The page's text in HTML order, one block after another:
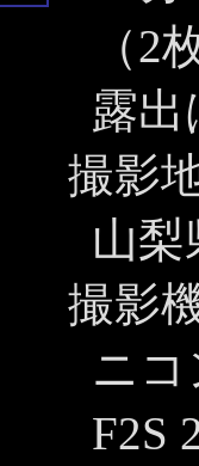
（2
露出
撮影
山
撮影
ニ
F2S